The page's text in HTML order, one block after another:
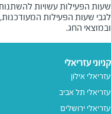
שעות הפעילות עשויות
לגבי שעות הפעילות
ובמוצאי החג.
קניוני עזריאלי
עזריאלי אילון
עזריאלי תל אביב
עזריאלי ירושלים